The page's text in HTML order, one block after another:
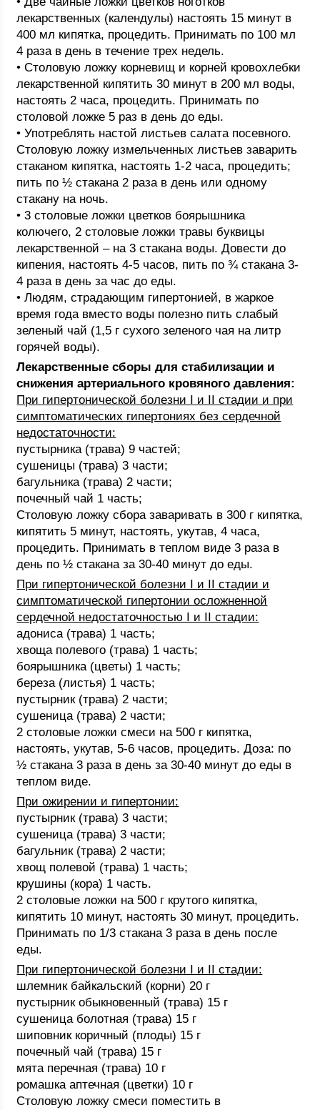
лекарственных (календулы) настоять 15 минут в
400 мл кипятка, процедить. Принимать по 100 мл
4 раза в день в течение трех недель.
• Столовую ложку корневищ и корней кровохлебки
лекарственной кипятить 30 минут в 200 мл воды,
настоять 2 часа, процедить. Принимать по
столовой ложке 5 раз в день до еды.
• Употреблять настой листьев салата посевного.
Столовую ложку измельченных листьев заварить
стаканом кипятка, настоять 1-2 часа, процедить;
пить по ½ стакана 2 раза в день или одному
стакану на ночь.
• 3 столовые ложки цветков боярышника
колючего, 2 столовые ложки травы буквицы
лекарственной – на 3 стакана воды. Довести до
кипения, настоять 4-5 часов, пить по ¾ стакана 3-
4 раза в день за час до еды.
• Людям, страдающим гипертонией, в жаркое
время года вместо воды полезно пить слабый
зеленый чай (1,5 г сухого зеленого чая на литр
горячей воды).
Лекарственные сборы для стабилизации и
снижения артериального кровяного давления:
При гипертонической болезни I и II стадии и при
симптоматических гипертониях без сердечной
недостаточности:
пустырника (трава) 9 частей;
сушеницы (трава) 3 части;
багульника (трава) 2 части;
почечный чай 1 часть;
Столовую ложку сбора заваривать в 300 г кипятка,
кипятить 5 минут, настоять, укутав, 4 часа,
процедить. Принимать в теплом виде 3 раза в
день по ½ стакана за 30-40 минут до еды.
При гипертонической болезни I и II стадии и
симптоматической гипертонии осложненной
сердечной недостаточностью I и II стадии:
адониса (трава) 1 часть;
хвоща полевого (трава) 1 часть;
боярышника (цветы) 1 часть;
береза (листья) 1 часть;
пустырник (трава) 2 части;
сушеница (трава) 2 части;
2 столовые ложки смеси на 500 г кипятка,
настоять, укутав, 5-6 часов, процедить. Доза: по
½ стакана 3 раза в день за 30-40 минут до еды в
теплом виде.
При ожирении и гипертонии:
пустырник (трава) 3 части;
сушеница (трава) 3 части;
багульник (трава) 2 части;
хвощ полевой (трава) 1 часть;
крушины (кора) 1 часть.
2 столовые ложки на 500 г крутого кипятка,
кипятить 10 минут, настоять 30 минут, процедить.
Принимать по 1/3 стакана 3 раза в день после
еды.
При гипертонической болезни I и II стадии:
шлемник байкальский (корни) 20 г
пустырник обыкновенный (трава) 15 г
сушеница болотная (трава) 15 г
шиповник коричный (плоды) 15 г
почечный чай (трава) 15 г
мята перечная (трава) 10 г
ромашка аптечная (цветки) 10 г
Столовую ложку смеси поместить в